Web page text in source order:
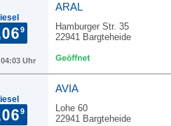
Uhr
ARAL
Hamburger Str. 35
22941 Bargteheide
AVIA
Lohe 60
22941 Bargteheide